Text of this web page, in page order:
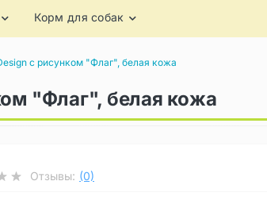
Корм для собак
с рисунком "Флаг", белая кожа
"Флаг", белая кожа
Отзывы: (0)